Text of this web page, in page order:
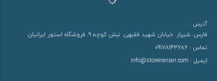
آدرس :
فارس. شیراز. خیابان شهید فقیهی. نبش کوچه 9. فروشگاه استور ایرانیان
تماس : 09178143686
ایمیل : info@storeiranian.com